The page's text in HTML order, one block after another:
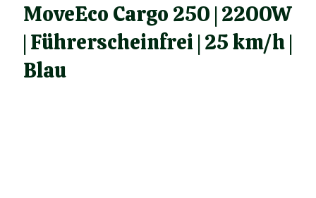
MoveEco Cargo 250 | 2200W
| Führerscheinfrei | 25 km/h |
Blau